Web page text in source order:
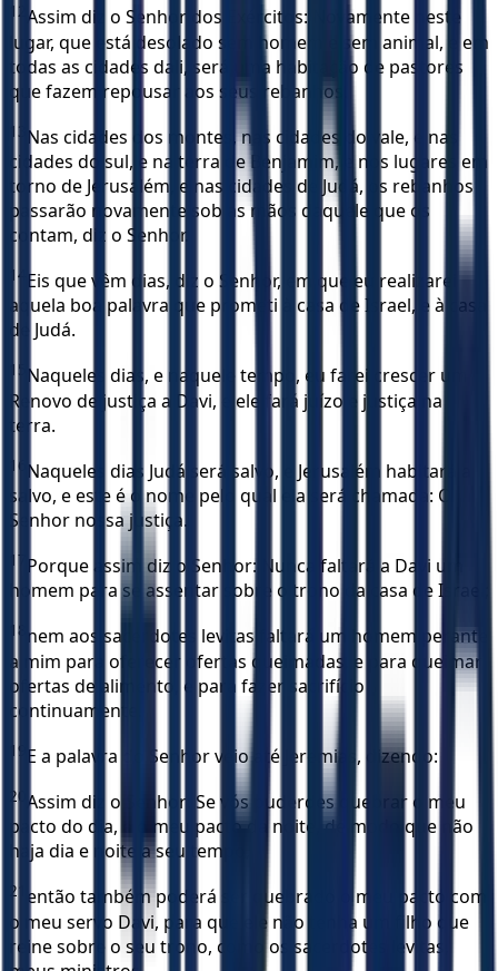
12 Assim diz o Senhor dos Exércitos: Novamente neste
lugar, que está desolado sem homem e sem animal, e em
todas as cidades dali, será uma habitação de pastores
que fazem repousar aos seus rebanhos.
13 Nas cidades dos montes, nas cidades do vale, e nas
cidades do sul, e na terra de Benjamim, e nos lugares em
torno de Jerusalém, e nas cidades de Judá, os rebanhos
passarão novamente sob as mãos daquele que os
contam, diz o Senhor.
14 Eis que vêm dias, diz o Senhor, em que eu realizarei
aquela boa palavra que prometi à casa de Israel, e à casa
de Judá.
15 Naqueles dias, e naquele tempo, eu farei crescer um
Renovo de justiça a Davi, e ele fará juízo e justiça na
terra.
16 Naqueles dias Judá será salvo, e Jerusalém habitará a
salvo, e este é o nome pelo qual ela será chamada: O
Senhor nossa justiça.
17 Porque assim diz o Senhor: Nunca faltará a Davi um
homem para se assentar sobre o trono da casa de Israel;
18 nem aos sacerdotes levitas faltará um homem perante
a mim para oferecer ofertas queimadas, e para queimar
ofertas de alimento, e para fazer sacrifício
continuamente.
19 E a palavra do Senhor veio até Jeremias, dizendo:
20 Assim diz o Senhor: Se vós puderdes quebrar o meu
pacto do dia, e o meu pacto da noite, de modo que não
haja dia e noite a seu tempo,
21
então também poderá ser quebrado o meu pacto com
o meu servo Davi, para que ele não tenha um filho que
reine sobre o seu trono, como os sacerdotes levitas,